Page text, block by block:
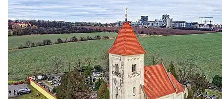
Zastanem se 03. 08. 2026
Politika • Volební seriál #02: Nová výstavba v jihozápadním
městě
Jakými nástroji navrhujete vstupovat z pozice ÚMČ Praha
13 do procesů developerské výstavby např. v lokalitě
Třebonice a Chaby, kterou umožňuje nově schválený